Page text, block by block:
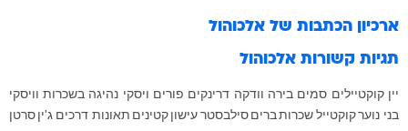
ארכיון הכתבות של אלכוהול
תגיות קשורות אלכוהול
יין קוקטיילים סמים בירה וודקה דרינקים פורים ויסקי נהיגה בשכרות וויסקי
בני נוערקוקטיילשכרותברים סילבסטרעישוןקטינים תאונות דרכים ג'יןסרטן